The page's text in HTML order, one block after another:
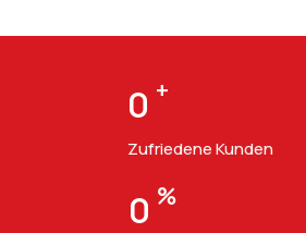
0 +
Zufriedene Kunden
0 %